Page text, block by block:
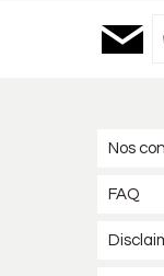
Nos
FAQ